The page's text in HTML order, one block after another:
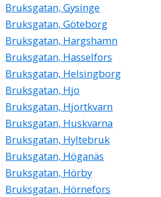
Bruksgatan, Gysinge
Bruksgatan, Göteborg
Bruksgatan, Hargshamn
Bruksgatan, Hasselfors
Bruksgatan, Helsingborg
Bruksgatan, Hjo
Bruksgatan, Hjortkvarn
Bruksgatan, Huskvarna
Bruksgatan, Hyltebruk
Bruksgatan, Höganäs
Bruksgatan, Hörby
Bruksgatan, Hörnefors